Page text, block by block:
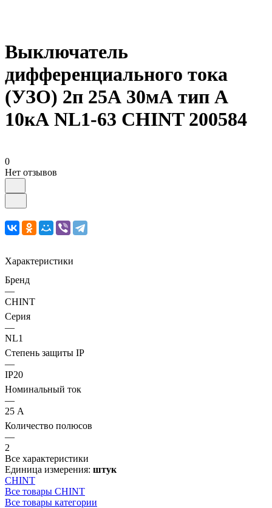
Выключатель
дифференциального тока
(УЗО) 2п 25А 30мА тип A
10кА NL1-63 CHINT 200584
0
Нет отзывов
Характеристики
Бренд
—
CHINT
Серия
—
NL1
Степень защиты IP
—
IP20
Номинальный ток
—
25 А
Количество полюсов
—
2
Все характеристики
Единица измерения: штук
CHINT
Все товары CHINT
Все товары категории